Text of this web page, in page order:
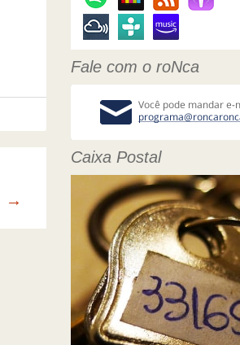
→
Fale com o roNca
Caixa Postal